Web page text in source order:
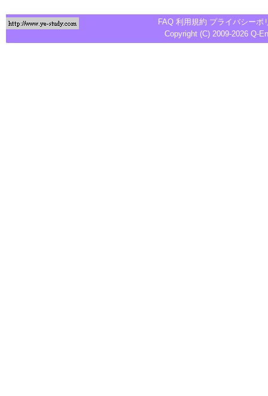
FAQ 利用規約 プライバシーポ
Copyright (C) 2009-2026 Q-